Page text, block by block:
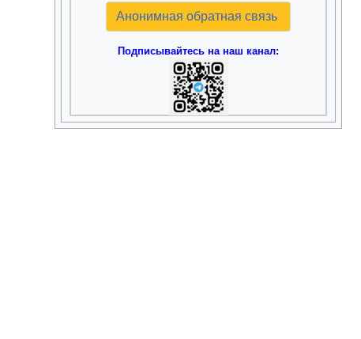
Анонимная обратная связь
Подписывайтесь на наш канал: